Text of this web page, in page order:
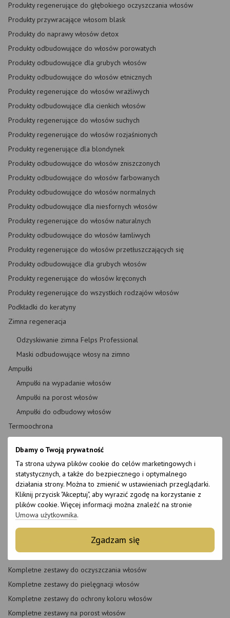
Dbamy o Twoją prywatność
Ta strona używa plików cookie do celów marketingowych i
statystycznych, a także do bezpiecznego i optymalnego
działania strony. Można to zmienić w ustawieniach przeglądarki.
Kliknij przycisk "Akceptuj", aby wyrazić zgodę na korzystanie z
plików cookie. Więcej informacji można znaleźć na stronie
Umowa użytkownika.
Zgadzam się
Produkty regenerujące do głębokiego oczyszczania włosów
Produkty przywracające włosom blask
Produkty do naprawy włosów detox
Produkty odbudowujące do włosów porowatych
Produkty odbudowujące dla grubych włosów
Produkty odbudowujące do włosów etnicznych
Produkty regenerujące do włosów wrażliwych
Produkty odbudowujące dla cienkich włosów
Produkty regenerujące do włosów suchych
Produkty regenerujące do włosów rozjaśnionych
Produkty regenerujące dla blondynek
Produkty odbudowujące do włosów zniszczonych
Produkty odbudowujące do włosów farbowanych
Produkty odbudowujące do włosów normalnych
Produkty odbudowujące dla niesfornych włosów
Produkty regenerujące do włosów naturalnych
Produkty odbudowujące do włosów łamliwych
Produkty regenerujące do włosów przetłuszczających się
Produkty odbudowujące dla grubych włosów
Produkty regenerujące do włosów kręconych
Produkty regenerujące do wszystkich rodzajów włosów
Podkładki do keratyny
Zimna regeneracja
Odzyskiwanie zimna Felps Professional
Maski odbudowujące włosy na zimno
Ampułki
Ampułki na wypadanie włosów
Ampułki na porost włosów
Ampułki do odbudowy włosów
Termoochrona
Złuszczanie i peeling skóry głowy
Witaminy i suplementy diety
Zestawy
Kompleksowe zestawy do zagęszczania włosów
Kompleksowe zestawy wzmacniające włosy
Kompletne zestawy nawilżające do włosów
Kompletne zestawy do tonizowania włosów
Kompleksowe zestawy z termiczną ochroną włosów
Kompletne zestawy do odżywiania włosów
Kompletne zestawy do oczyszczania włosów
Kompletne zestawy do pielęgnacji włosów
Kompletne zestawy do ochrony koloru włosów
Kompletne zestawy na porost włosów